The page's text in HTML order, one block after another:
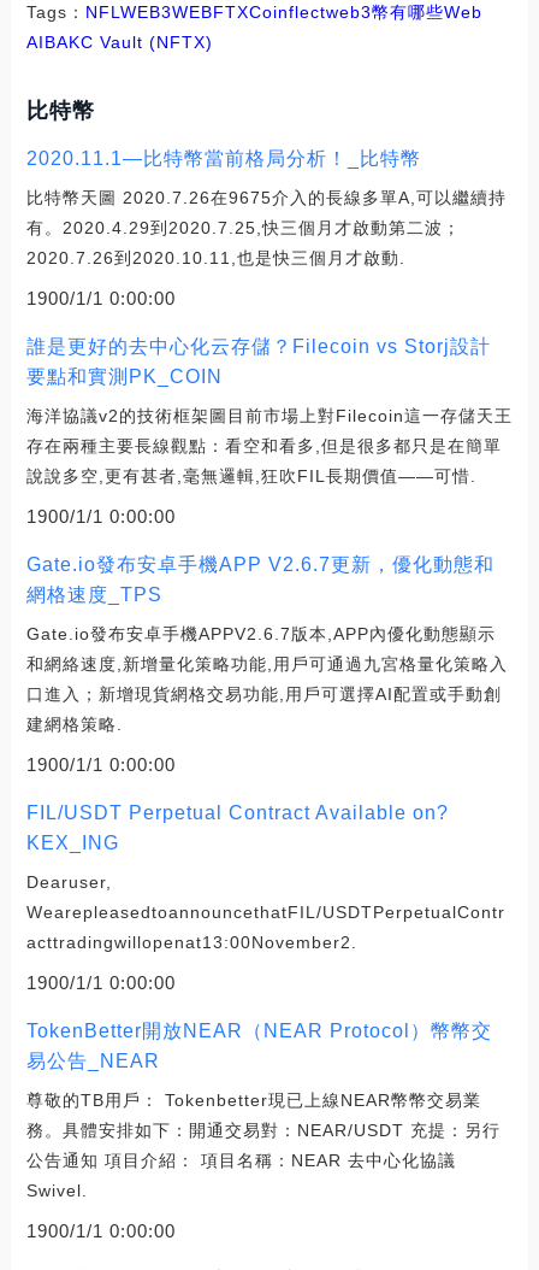
Tags： NFL WEB3WEBFTXCoinflectweb3幣有哪些Web
AIBAKC Vault (NFTX)
比特幣
2020.11.1—比特幣當前格局分析！_比特幣
比特幣天圖 2020.7.26在9675介入的長線多單A,可以繼續持
有。2020.4.29到2020.7.25,快三個月才啟動第二波；
2020.7.26到2020.10.11,也是快三個月才啟動.
1900/1/1 0:00:00
誰是更好的去中心化云存儲？Filecoin vs Storj設計
要點和實測PK_COIN
海洋協議v2的技術框架圖目前市場上對Filecoin這一存儲天王
存在兩種主要長線觀點：看空和看多,但是很多都只是在簡單
說說多空,更有甚者,毫無邏輯,狂吹FIL長期價值——可惜.
1900/1/1 0:00:00
Gate.io發布安卓手機APP V2.6.7更新，優化動態和
網格速度_TPS
Gate.io發布安卓手機APPV2.6.7版本,APP內優化動態顯示
和網絡速度,新增量化策略功能,用戶可通過九宮格量化策略入
口進入；新增現貨網格交易功能,用戶可選擇AI配置或手動創
建網格策略.
1900/1/1 0:00:00
FIL/USDT Perpetual Contract Available on?
KEX_ING
Dearuser,
WearepleasedtoannouncethatFIL/USDTPerpetualContr
acttradingwillopenat13:00November2.
1900/1/1 0:00:00
TokenBetter開放NEAR（NEAR Protocol）幣幣交
易公告_NEAR
尊敬的TB用戶： Tokenbetter現已上線NEAR幣幣交易業
務。具體安排如下：開通交易對：NEAR/USDT 充提：另行
公告通知 項目介紹： 項目名稱：NEAR 去中心化協議
Swivel.
1900/1/1 0:00:00